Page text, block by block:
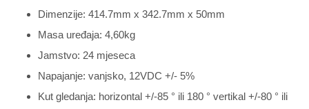
Dimenzije: 414.7mm x 342.7mm x 50mm
Masa uređaja: 4,60kg
Jamstvo: 24 mjeseca
Napajanje: vanjsko, 12VDC +/- 5%
Kut gledanja: horizontal +/-85 ° ili 180 ° vertikal +/-80 ° ili